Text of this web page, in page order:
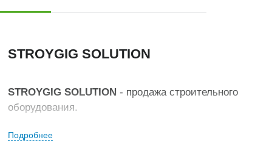
STROYGIG SOLUTION
STROYGIG SOLUTION - продажа строительного
оборудования.
Подробнее